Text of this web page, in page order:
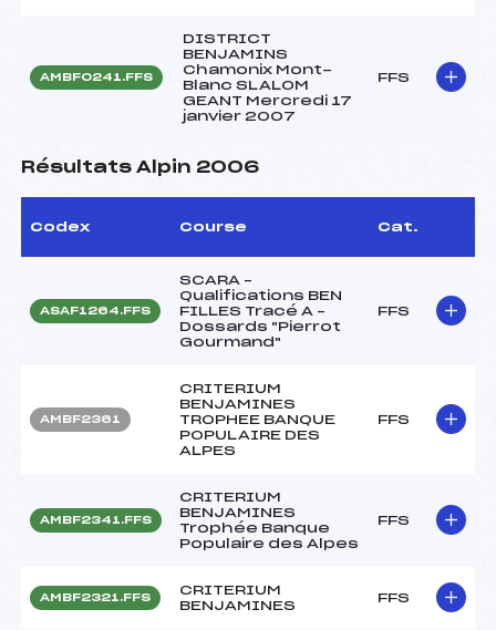
AMBF0241.FFS
DISTRICT
BENJAMINS
Chamonix Mont-
Blanc SLALOM
GEANT Mercredi 17
janvier 2007
FFS
Résultats Alpin 2006
Codex Course Cat.
ASAF1264.FFS
SCARA –
Qualifications BEN
FILLES Tracé A –
Dossards "Pierrot
Gourmand"
FFS
AMBF2361
CRITERIUM
BENJAMINES
TROPHEE BANQUE
POPULAIRE DES
ALPES
FFS
AMBF2341.FFS
CRITERIUM
BENJAMINES
Trophée Banque
Populaire des Alpes
FFS
AMBF2321.FFS
CRITERIUM
BENJAMINES
FFS